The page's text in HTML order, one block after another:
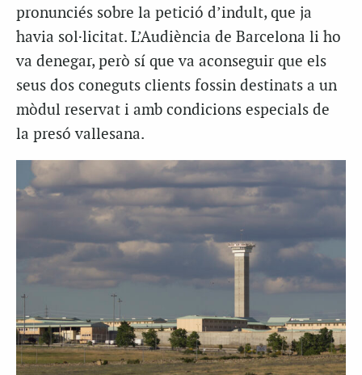
pronunciés sobre la petició d’indult, que ja
havia sol·licitat. L’Audiència de Barcelona li ho
va denegar, però sí que va aconseguir que els
seus dos coneguts clients fossin destinats a un
mòdul reservat i amb condicions especials de
la presó vallesana.